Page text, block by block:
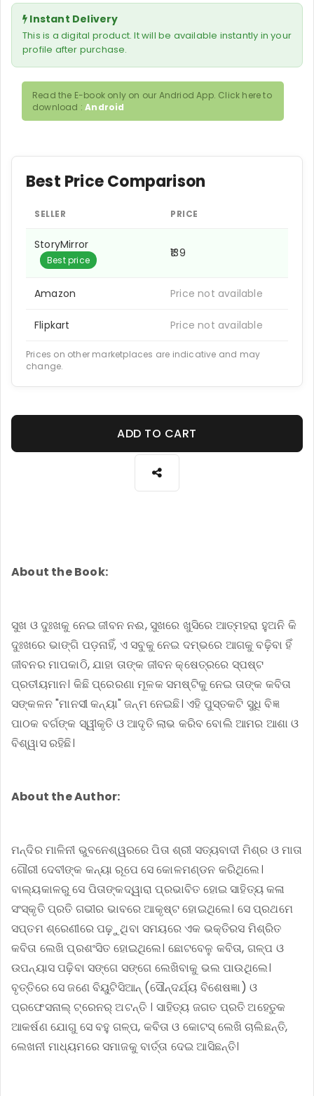
Instant Delivery
This is a digital product. It will be available instantly in your
profile after purchase.
Read the E-book only on our Andriod App. Click here to
download :Android
Best Price Comparison
SELLER PRICE
StoryMirror
Best price
₹139
Amazon Price not available
Flipkart Price not available
Prices on other marketplaces are indicative and may
change.
ADD TO CART
About the Book:
ସୁଖ ଓ ଦୁଃଖକୁ ନେଇ ଜୀବନ ନ‌ଈ, ସୁଖରେ ଖୁସିରେ ଆତ୍ମହରା ହୁଅନି କି
ଦୁଃଖରେ ଭାଙ୍ଗି ପଡ଼ନାହିଁ, ଏ ସବୁକୁ ନେଇ ଦମ୍ଭରେ ଆଗକୁ ବଢ଼ିବା ହିଁ
ଜୀବନର ମାପକାଠି, ଯାହା ତାଙ୍କ ଜୀବନ କ୍ଷେତ୍ରରେ ସ୍ପଷ୍ଟ
ପ୍ରତୀୟମାନ। କିଛି ପ୍ରେରଣା ମୂଳକ ସମଷ୍ଟିକୁ ନେଇ ତାଙ୍କ କବିତା
ସଙ୍କଳନ "ମାନସୀ କନ୍ୟା" ଜନ୍ମ ନେଇଛି। ଏହି ପୁସ୍ତକଟି ସୁଧି ବିଜ୍ଞ
ପାଠକ ବର୍ଗଙ୍କ ସ୍ୱୀକୃତି ଓ ଆଦୃତି ଲାଭ କରିବ ବୋଲି ଆମର ଆଶା ଓ
ବିଶ୍ୱାସ ରହିଛି।
About the Author:
ମନ୍ଦିର ମାଳିନୀ ଭୁବନେଶ୍ୱରରେ ପିତା ଶ୍ରୀ ସତ୍ୟବାଦୀ ମିଶ୍ର ଓ ମାତା
ଗୌରୀ ଦେବୀଙ୍କ କନ୍ୟା ରୂପେ ସେ କୋଳମଣ୍ଡନ କରିଥିଲେ।
ବାଲ୍ୟକାଳରୁ ସେ ପିତାଙ୍କଦ୍ୱାରା ପ୍ରଭାବିତ ହୋଇ ସାହିତ୍ୟ କଳା
ସଂସ୍କୃତି ପ୍ରତି ଗଭୀର ଭାବରେ ଆକୃଷ୍ଟ ହୋଇଥିଲେ। ସେ ପ୍ରଥମେ
ସପ୍ତମ ଶ୍ରେଣୀରେ ପଢ଼଼ୁଥିବା ସମୟରେ ଏକ ଭକ୍ତିରସ ମିଶ୍ରିତ
କବିତା ଲେଖି ପ୍ରଶଂସିତ ହୋଇଥିଲେ। ଛୋଟବେଳୁ କବିତା, ଗଳ୍ପ ଓ
ଉପନ୍ୟାସ ପଢ଼ିବା ସଙ୍ଗେ ସଙ୍ଗେ ଲେଖିବାକୁ ଭଲ ପାଉଥିଲେ।
ବୃତ୍ତିରେ ସେ ଜଣେ ବିୟୁଟିସିଆନ୍ (ସୌନ୍ଦର୍ଯ୍ୟ ବିଶେଷଜ୍ଞା) ଓ
ପ୍ରଫେସନାଲ୍ ଟ୍ରେନର୍ ଅଟନ୍ତି । ସାହିତ୍ୟ ଜଗତ ପ୍ରତି ଅହେତୁକ
ଆକର୍ଷଣ ଯୋଗୁ ସେ ବହୁ ଗଳ୍ପ, କବିତା ଓ କୋଟସ୍ ଲେଖି ଚାଲିଛନ୍ତି,
ଲେଖନୀ ମାଧ୍ୟମରେ ସମାଜକୁ ବାର୍ତ୍ତା ଦେଇ ଆସିଛନ୍ତି।